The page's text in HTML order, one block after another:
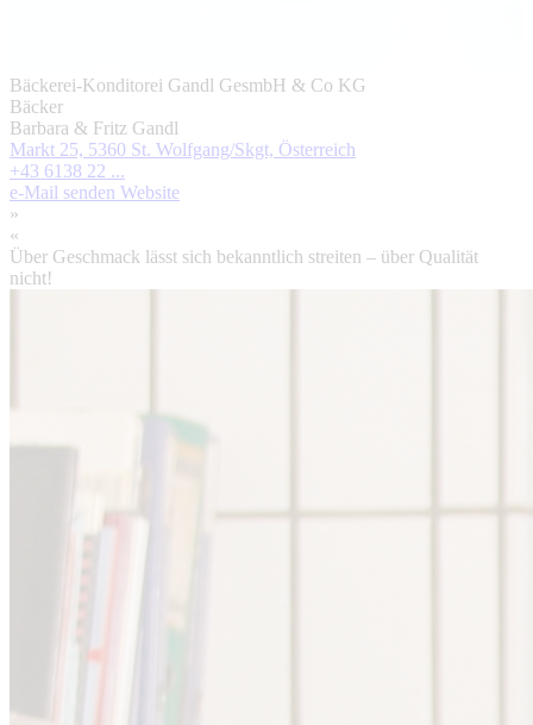
Bäckerei-Konditorei Gandl GesmbH & Co KG
Bäcker
Barbara & Fritz Gandl
Markt 25, 5360 St. Wolfgang/Skgt, Österreich
+43 6138 22 ...
e-Mail senden Website
»
«
Über Geschmack lässt sich bekanntlich streiten – über Qualität
nicht!